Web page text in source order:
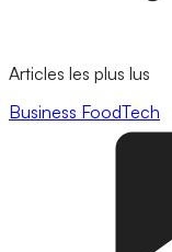
Articles les plus lus
Business FoodTech